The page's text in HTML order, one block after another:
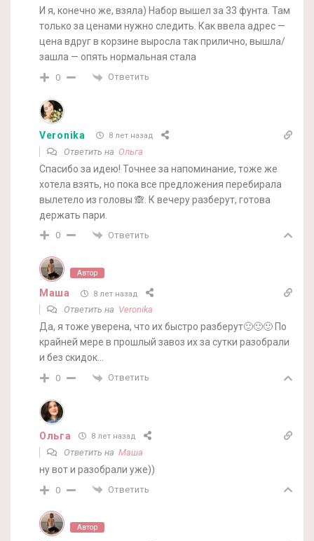
И я, конечно же, взяла) Набор вышел за 33 фунта. Там
только за ценами нужно следить. Как ввела адрес —
цена вдруг в корзине выросла так прилично, вышла/
зашла — опять нормальная стала
0 Ответить
Veronika 8 лет назад
Ответить на Ольга
Спасибо за идею! Точнее за напоминание, тоже же
хотела взять, но пока все предложения перебирала
вылетело из головы 🙈. К вечеру разберут, готова
держать пари.
0 Ответить
Автор
Маша 8 лет назад
Ответить на Veronika
Да, я тоже уверена, что их быстро разберут🙂🙂🙂 По
крайней мере в прошлый завоз их за сутки разобрали
и без скидок…
0 Ответить
Ольга 8 лет назад
Ответить на Маша
ну вот и разобрали уже))
0 Ответить
Автор